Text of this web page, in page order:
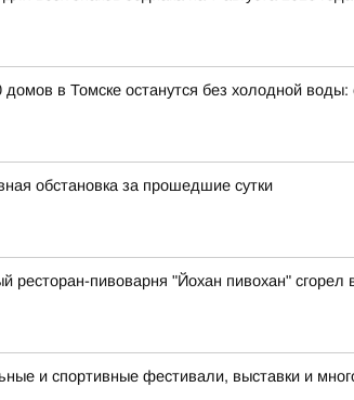
в Томске останутся без холодной воды:
обстановка за прошедшие сутки
ресторан-пивоварня "Йохан пивохан" сгорел
и спортивные фестивали, выставки и